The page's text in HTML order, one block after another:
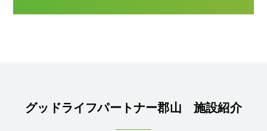
グッドライフパートナー郡山 施設紹介